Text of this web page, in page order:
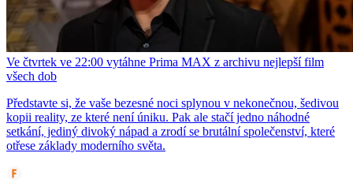
Ve čtvrtek ve 22:00 vytáhne Prima MAX z archivu nejlepší film
všech dob
Představte si, že vaše bezesné noci splynou v nekonečnou, šedivou
kopii reality, ze které není úniku. Pak ale stačí jedno náhodné
setkání, jediný divoký nápad a zrodí se brutální společenství, které
otřese základy moderního světa.